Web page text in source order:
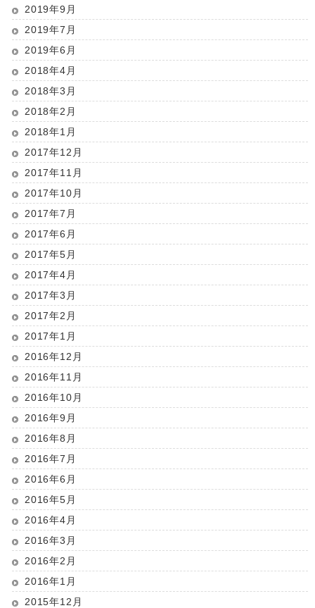
2019年9月
2019年7月
2019年6月
2018年4月
2018年3月
2018年2月
2018年1月
2017年12月
2017年11月
2017年10月
2017年7月
2017年6月
2017年5月
2017年4月
2017年3月
2017年2月
2017年1月
2016年12月
2016年11月
2016年10月
2016年9月
2016年8月
2016年7月
2016年6月
2016年5月
2016年4月
2016年3月
2016年2月
2016年1月
2015年12月